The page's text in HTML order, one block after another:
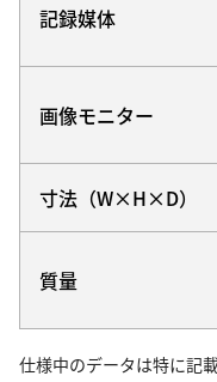
記録媒体
画像モニター
寸法（W×H×D）
質量
仕様中のデータは特に記